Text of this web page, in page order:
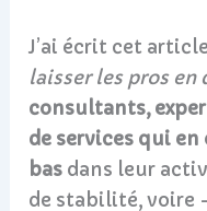
J’ai écrit cet
laisser les pros en
consultants,
de services qui
bas dans leur
de stabilité, voire